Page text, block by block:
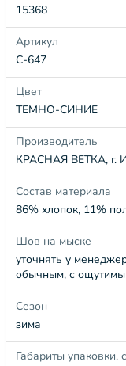
15368
Артикул
С-647
Цвет
ТЕМНО-СИНИЕ
Производитель
КРАСНАЯ ВЕТКА, г.
Состав материала
86% хлопок, 11%
Шов на мыске
уточнять у
обычным, с
Сезон
зима
Габариты